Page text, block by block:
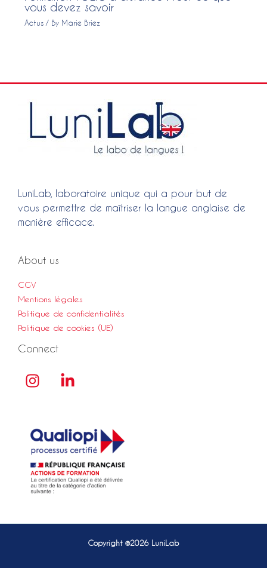
vous devez savoir
Actus / By Marie Briez
LuniLab, laboratoire unique qui a pour but de
vous permettre de maîtriser la langue anglaise de
manière efficace.
About us
CGV
Mentions légales
Politique de confidentialités
Politique de cookies (UE)
Connect
Copyright ©2026 LuniLab